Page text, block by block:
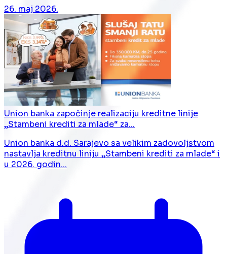
26. maj 2026.
Union banka započinje realizaciju kreditne linije
„Stambeni krediti za mlade“ za...
Union banka d.d. Sarajevo sa velikim zadovoljstvom
nastavlja kreditnu liniju „Stambeni krediti za mlade“ i
u 2026. godin...